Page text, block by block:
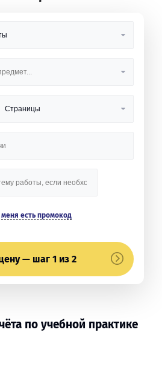
меня есть промокод
— шаг 1 из 2
по учебной практике